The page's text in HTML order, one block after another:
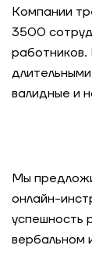
компании
при
Как
повысил
Как IT-
Компании
3500
валидные и
Мы
онлайн-
успешность
вербальном